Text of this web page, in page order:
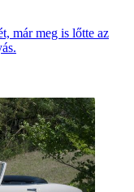
már meg is lőtte az